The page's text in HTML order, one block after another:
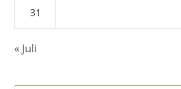
31
« Juli